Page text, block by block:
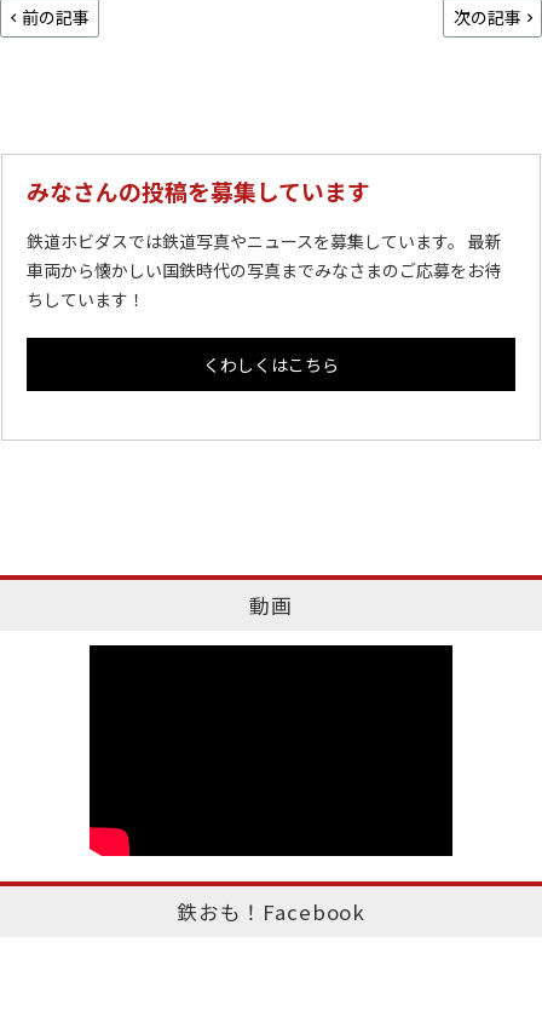
前の記事 次の記事
みなさんの投稿を募集しています
鉄道ホビダスでは鉄道写真やニュースを募集しています。 最新
車両から懐かしい国鉄時代の写真までみなさまのご応募をお待
ちしています！
くわしくはこちら
動画
鉄おも！Facebook